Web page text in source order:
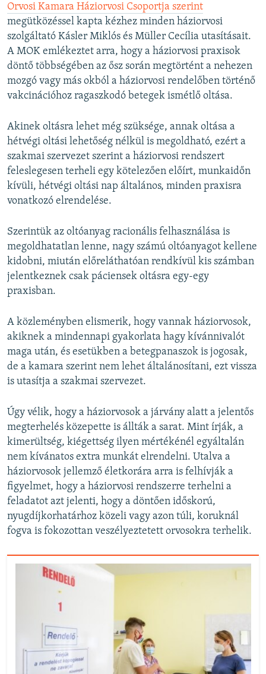
Orvosi Kamara Háziorvosi Csoportja szerint
megütközéssel kapta kézhez minden háziorvosi
szolgáltató Kásler Miklós és Müller Cecília utasításait.
A MOK emlékeztet arra, hogy a háziorvosi praxisok
döntő többségében az ősz során megtörtént a nehezen
mozgó vagy más okból a háziorvosi rendelőben történő
vakcinációhoz ragaszkodó betegek ismétlő oltása.
Akinek oltásra lehet még szüksége, annak oltása a
hétvégi oltási lehetőség nélkül is megoldható, ezért a
szakmai szervezet szerint a háziorvosi rendszert
feleslegesen terheli egy kötelezően előírt, munkaidőn
kívüli, hétvégi oltási nap általános, minden praxisra
vonatkozó elrendelése.
Szerintük az oltóanyag racionális felhasználása is
megoldhatatlan lenne, nagy számú oltóanyagot kellene
kidobni, miután előreláthatóan rendkívül kis számban
jelentkeznek csak páciensek oltásra egy-egy
praxisban.
A közleményben elismerik, hogy vannak háziorvosok,
akiknek a mindennapi gyakorlata hagy kívánnivalót
maga után, és esetükben a betegpanaszok is jogosak,
de a kamara szerint nem lehet általánosítani, ezt vissza
is utasítja a szakmai szervezet.
Úgy vélik, hogy a háziorvosok a járvány alatt a jelentős
megterhelés közepette is állták a sarat. Mint írják, a
kimerültség, kiégettség ilyen mértékénél egyáltalán
nem kívánatos extra munkát elrendelni. Utalva a
háziorvosok jellemző életkorára arra is felhívják a
figyelmet, hogy a háziorvosi rendszerre terhelni a
feladatot azt jelenti, hogy a döntően időskorú,
nyugdíjkorhatárhoz közeli vagy azon túli, koruknál
fogva is fokozottan veszélyeztetett orvosokra terhelik.